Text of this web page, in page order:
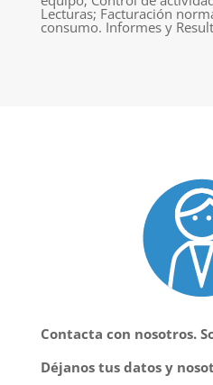
Lecturas; Facturación
consumo. Informes y
Contacta con nosotros.
Déjanos tus datos y